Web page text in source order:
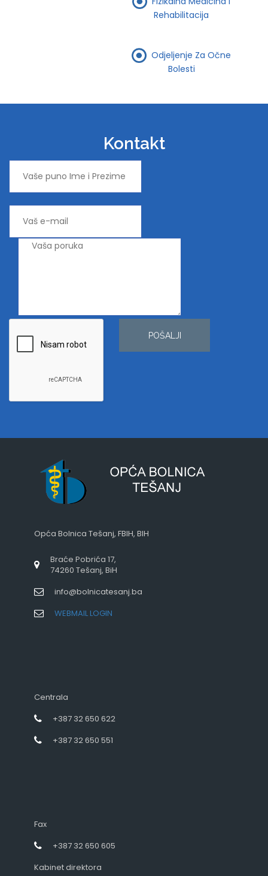
Rehabilitacija
Odjeljenje Za Očne
Bolesti
Kontakt
POŠALJI
Opća Bolnica Tešanj, FBIH, BIH
Braće Pobrića 17,
74260 Tešanj, BiH
info@bolnicatesanj.ba
WEBMAIL LOGIN
Centrala
+387 32 650 622
+387 32 650 551
Fax
+387 32 650 605
Kabinet direktora